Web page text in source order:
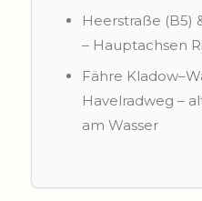
Heerstraße (B5)
– Hauptachsen
Fähre
Havelradweg –
am Wasser